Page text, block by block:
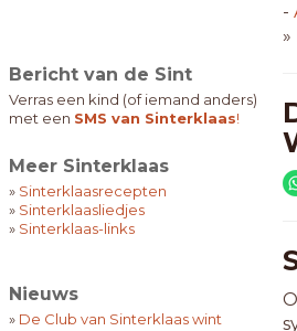
Bericht van de Sint
Verras een kind (of iemand anders)
met een SMS van Sinterklaas!
Meer Sinterklaas
» Sinterklaasrecepten
» Sinterklaasliedjes
» Sinterklaas-links
Nieuws
» De Club van Sinterklaas wint
-
»